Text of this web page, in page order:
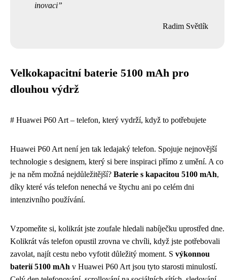
inovaci
Radim Světlík
Velkokapacitní baterie 5100 mAh pro
dlouhou výdrž
# Huawei P60 Art – telefon, který vydrží, když to potřebujete
Huawei P60 Art není jen tak ledajaký telefon. Spojuje nejnovější
technologie s designem, který si bere inspiraci přímo z umění. A co
je na něm možná nejdůležitější? Baterie s kapacitou 5100 mAh,
díky které vás telefon nenechá ve štychu ani po celém dni
intenzivního používání.
Vzpomeňte si, kolikrát jste zoufale hledali nabíječku uprostřed dne.
Kolikrát vás telefon opustil zrovna ve chvíli, když jste potřebovali
zavolat, najít cestu nebo vyfotit důležitý moment. S výkonnou
baterií 5100 mAh v Huawei P60 Art jsou tyto starosti minulostí.